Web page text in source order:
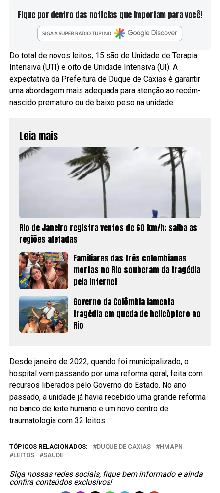
Fique por dentro das notícias que importam para você!
Do total de novos leitos, 15 são de Unidade de Terapia
Intensiva (UTI) e oito de Unidade Intensiva (UI). A
expectativa da Prefeitura de Duque de Caxias é garantir
uma abordagem mais adequada para atenção ao recém-
nascido prematuro ou de baixo peso na unidade.
Leia mais
Rio de Janeiro registra ventos de 60 km/h; saiba as
regiões afetadas
Familiares das três colombianas
mortas no Rio souberam da tragédia
pela internet
Governo da Colômbia lamenta
tragédia em queda de helicóptero no
Rio
Desde janeiro de 2022, quando foi municipalizado, o
hospital vem passando por uma reforma geral, feita com
recursos liberados pelo Governo do Estado. No ano
passado, a unidade já havia recebido uma grande reforma
no banco de leite humano e um novo centro de
traumatologia com 32 leitos.
TÓPICOS RELACIONADOS: DUQUE DE CAXIAS
HMAPN
LEITOS
SAÚDE
Siga nossas redes sociais, fique bem informado e ainda
confira conteúdos exclusivos!